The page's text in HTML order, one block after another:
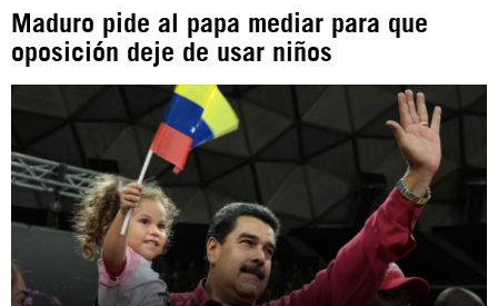
https://t.me/hispantvcanal
https://urmedium.com/c/hispantv
Instagram como: hispan_tv
Maduro pide al papa mediar para que
oposición deje de usar niños